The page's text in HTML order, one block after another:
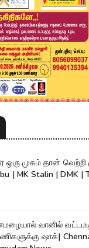
முகம் தான் வெற்றி முகம் | CM
| MK Stalin | DMK |
வானில்
ஷாக்|